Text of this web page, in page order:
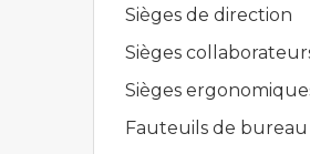
Sièges de direction
Sièges
Sièges
Fauteuils de bureau